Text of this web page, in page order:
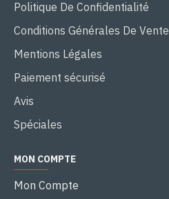
Politique De Confidentialité
Conditions Générales De Vente
Mentions Légales
Paiement sécurisé
Avis
Spéciales
MON COMPTE
Mon Compte